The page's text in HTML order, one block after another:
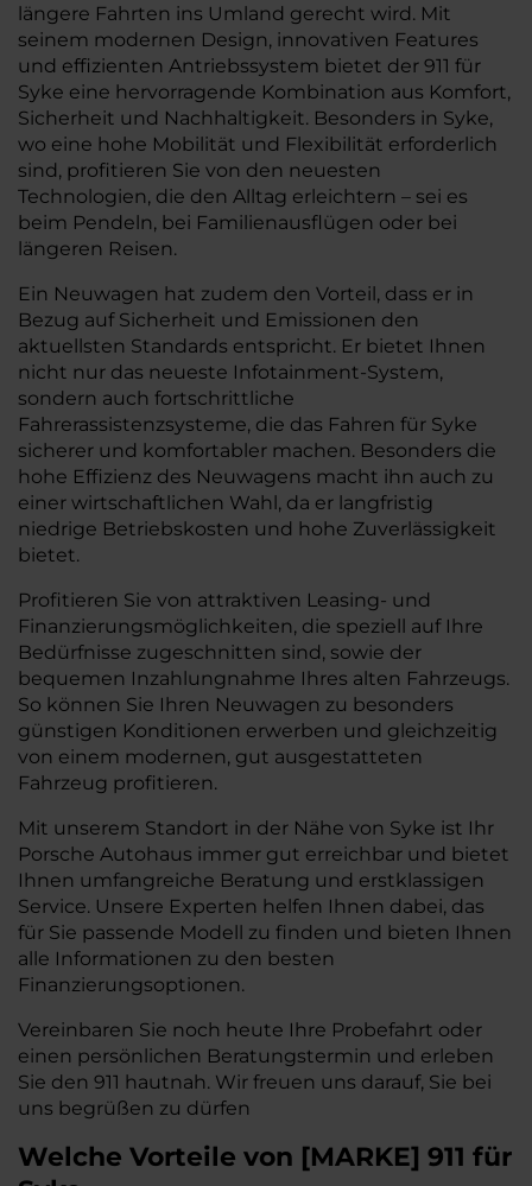
längere Fahrten ins Umland gerecht wird. Mit
seinem modernen Design, innovativen Features
und effizienten Antriebssystem bietet der 911 für
Syke eine hervorragende Kombination aus Komfort,
Sicherheit und Nachhaltigkeit. Besonders in Syke,
wo eine hohe Mobilität und Flexibilität erforderlich
sind, profitieren Sie von den neuesten
Technologien, die den Alltag erleichtern – sei es
beim Pendeln, bei Familienausflügen oder bei
längeren Reisen.
Ein Neuwagen hat zudem den Vorteil, dass er in
Bezug auf Sicherheit und Emissionen den
aktuellsten Standards entspricht. Er bietet Ihnen
nicht nur das neueste Infotainment-System,
sondern auch fortschrittliche
Fahrerassistenzsysteme, die das Fahren für Syke
sicherer und komfortabler machen. Besonders die
hohe Effizienz des Neuwagens macht ihn auch zu
einer wirtschaftlichen Wahl, da er langfristig
niedrige Betriebskosten und hohe Zuverlässigkeit
bietet.
Profitieren Sie von attraktiven Leasing- und
Finanzierungsmöglichkeiten, die speziell auf Ihre
Bedürfnisse zugeschnitten sind, sowie der
bequemen Inzahlungnahme Ihres alten Fahrzeugs.
So können Sie Ihren Neuwagen zu besonders
günstigen Konditionen erwerben und gleichzeitig
von einem modernen, gut ausgestatteten
Fahrzeug profitieren.
Mit unserem Standort in der Nähe von Syke ist Ihr
Porsche Autohaus immer gut erreichbar und bietet
Ihnen umfangreiche Beratung und erstklassigen
Service. Unsere Experten helfen Ihnen dabei, das
für Sie passende Modell zu finden und bieten Ihnen
alle Informationen zu den besten
Finanzierungsoptionen.
Vereinbaren Sie noch heute Ihre Probefahrt oder
einen persönlichen Beratungstermin und erleben
Sie den 911 hautnah. Wir freuen uns darauf, Sie bei
uns begrüßen zu dürfen
Welche Vorteile von [MARKE] 911 für